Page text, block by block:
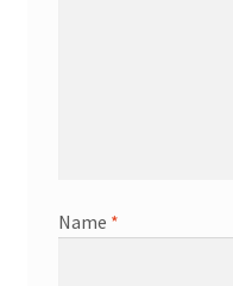
Name *